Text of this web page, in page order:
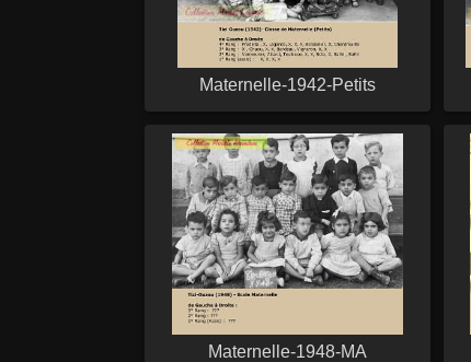
Maternelle-1942-Petits
Maternelle-1948-MA